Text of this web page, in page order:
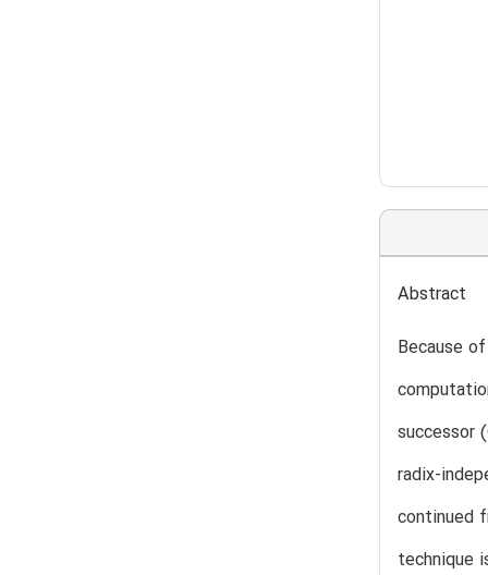
Abstract
Because
successor
radix-
continued
technique